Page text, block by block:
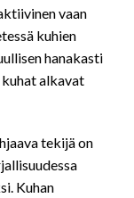
vaan
kuhien
hanakasti
kuhat alkavat
tekijä on
Kuhan